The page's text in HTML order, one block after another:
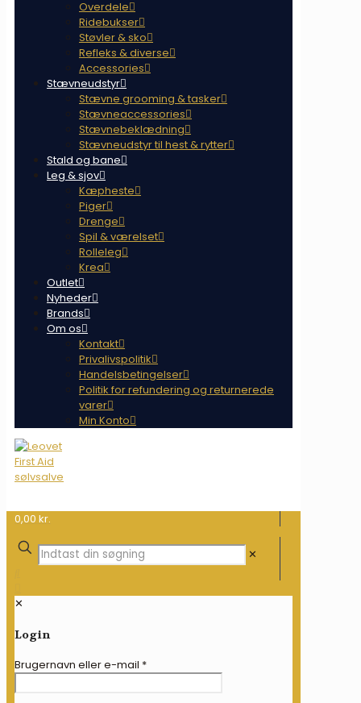
Overdele
Ridebukser
Støvler & sko
Refleks & diverse
Accessories
Stævneudstyr
Stævne grooming & tasker
Stævneaccessories
Stævnebeklædning
Stævneudstyr til hest & rytter
Stald og bane
Leg & sjov
Kæpheste
Piger
Drenge
Spil & værelset
Rolleleg
Krea
Outlet
Nyheder
Brands
Om os
Kontakt
Privalivspolitik
Handelsbetingelser
Politik for refundering og returnerede
varer
Min Konto
0,00 kr.
✕
✕
Login
Brugernavn eller e-mail *